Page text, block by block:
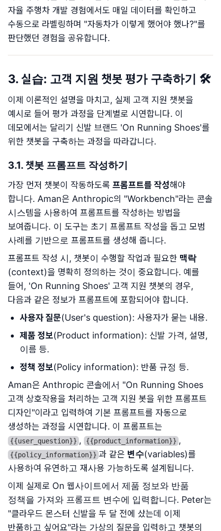
자율 주행차 개발 경험에서도 매일 데이터를 확인하고
수동으로 라벨링하며 "자동차가 이렇게 했어야 했나?"를
판단했던 경험을 공유합니다.
3. 실습: 고객 지원 챗봇 평가 구축하기 🛠️
이제 이론적인 설명을 마치고, 실제 고객 지원 챗봇을
예시로 들어 평가 과정을 단계별로 시연합니다. 이
데모에서는 달리기 신발 브랜드 'On Running Shoes'를
위한 챗봇을 구축하는 과정을 따라갑니다.
3.1. 챗봇 프롬프트 작성하기
가장 먼저 챗봇이 작동하도록 프롬프트를 작성해야
합니다. Aman은 Anthropic의 "Workbench"라는 콘솔
시스템을 사용하여 프롬프트를 작성하는 방법을
보여줍니다. 이 도구는 초기 프롬프트 작성을 돕고 모범
사례를 기반으로 프롬프트를 생성해 줍니다.
프롬프트 작성 시, 챗봇이 수행할 작업과 필요한 맥락
(context)을 명확히 정의하는 것이 중요합니다. 예를
들어, 'On Running Shoes' 고객 지원 챗봇의 경우,
다음과 같은 정보가 프롬프트에 포함되어야 합니다.
사용자 질문(User's question): 사용자가 묻는 내용.
제품 정보(Product information): 신발 가격, 설명,
이름 등.
정책 정보(Policy information): 반품 규정 등.
Aman은 Anthropic 콘솔에서 "On Running Shoes
고객 상호작용을 처리하는 고객 지원 봇을 위한 프롬프트
디자인"이라고 입력하여 기본 프롬프트를 자동으로
생성하는 과정을 시연합니다. 이 프롬프트는
{{user_question}} , {{product_information}} ,
{{policy_information}} 과 같은 변수(variables)를
사용하여 유연하고 재사용 가능하도록 설계됩니다.
이제 실제로 On 웹사이트에서 제품 정보와 반품
정책을 가져와 프롬프트 변수에 입력합니다. Peter는
"클라우드 몬스터 신발을 두 달 전에 샀는데 이제
반품하고 싶어요"라는 가상의 질문을 입력하고 챗봇의